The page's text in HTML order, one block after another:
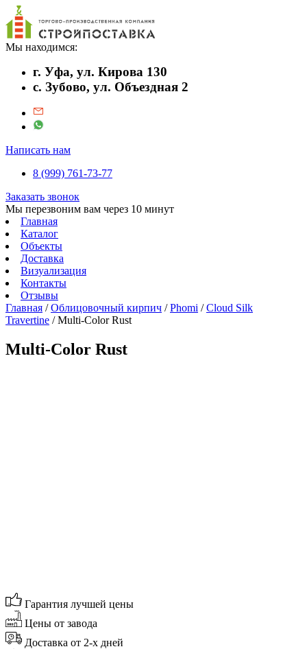
Мы находимся:
г. Уфа, ул. Кирова 130
с. Зубово, ул. Объездная 2
Написать нам
8 (999) 761-73-77
Заказать звонок
Мы перезвоним вам через 10 минут
Главная
Каталог
Объекты
Доставка
Визуализация
Контакты
Отзывы
Главная /Облицовочный кирпич /Phomi /Cloud Silk
Travertine / Multi-Color Rust
Multi-Color Rust
Гарантия лучшей цены
Цены от завода
Доставка от 2-х дней